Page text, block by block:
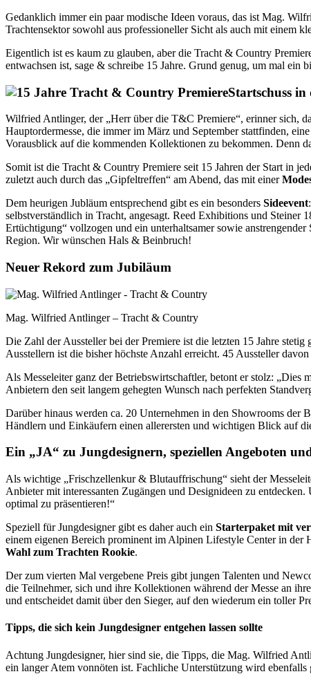
Gedanklich immer ein paar modische Ideen voraus, das ist Mag.
Trachtensektor sowohl aus professioneller Sicht als auch mit einem
Eigentlich ist es kaum zu glauben, aber die Tracht & Country
entwachsen ist, sage & schreibe 15 Jahre. Grund genug, um mal ein
Startschuss
Wilfried Antlinger, der „Herr über die T&C Premiere“, erinner sich,
Hauptordermesse, die immer im März und September stattfinden,
Vorausblick auf die kommenden Kollektionen zu bekommen. Denn
Somit ist die Tracht & Country Premiere seit 15 Jahren der Start in
zuletzt auch durch das „Gipfeltreffen“ am Abend, das mit einer
Dem heurigen Jubläum entsprechend gibt es ein besonders Sideevent
selbstverständlich in Tracht, angesagt. Reed Exhibitions und Steiner
Ertüchtigung“ vollzogen und ein unterhaltsamer sowie
Region. Wir wünschen Hals & Beinbruch!
Neuer Rekord zum Jubiläum
Mag. Wilfried Antlinger – Tracht & Country
Die Zahl der Aussteller bei der Premiere ist die letzten 15 Jahre
Ausstellern ist die bisher höchste Anzahl erreicht. 45 Aussteller
Als Messeleiter ganz der Betriebswirtschaftler, betont er stolz: „Dies
Anbietern den seit langem gehegten Wunsch nach perfekten
Darüber hinaus werden ca. 20 Unternehmen in den Showrooms der
Händlern und Einkäufern einen allerersten und wichtigen Blick auf
Ein „JA“ zu Jungdesignern, speziellen Angeboten
Als wichtige „Frischzellenkur & Blutauffrischung“ sieht der
Anbieter mit interessanten Zugängen und Designideen zu
optimal zu präsentieren!“
Speziell für Jungdesigner gibt es daher auch ein Starterpaket mit
einem eigenen Bereich prominent im Alpinen Lifestyle Center in der
Wahl zum Trachten Rookie.
Der zum vierten Mal vergebene Preis gibt jungen Talenten und
die Teilnehmer, sich und ihre Kollektionen während der Messe an
und entscheidet damit über den Sieger, auf den wiederum ein toller
Tipps, die sich kein Jungdesigner entgehen lassen sollte
Achtung Jungdesigner, hier sind sie, die Tipps, die Mag. Wilfried
ein langer Atem vonnöten ist. Fachliche Unterstützung wird